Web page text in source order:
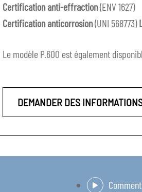
Certification anti-effraction(ENV 1627)
Certification anticorrosion(UNI 568773)
Le modèle P.600 est également
DEMANDER DES